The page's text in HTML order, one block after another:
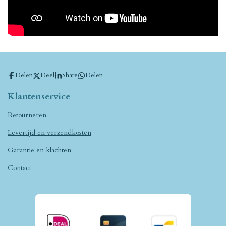
Delen Deel Share Delen
Klantenservice
Retourneren
Levertijd en verzendkosten
Garantie en klachten
Contact